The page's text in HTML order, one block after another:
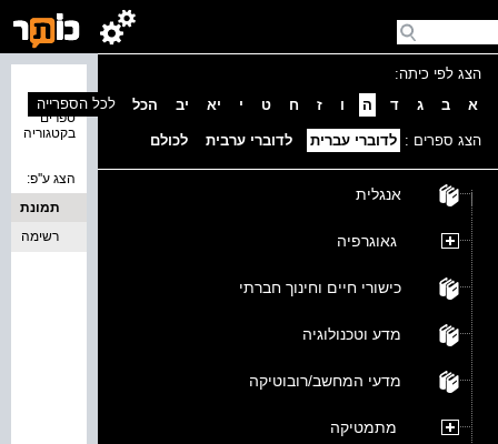
הצג לפי כיתה:
א
ב ג ד ה ו ז ח ט י יא יב הכל
הצג ספרים : לדוברי עברית לדוברי ערבית לכולם
אנגלית
גאוגרפיה
כישורי חיים וחינוך חברתי
מדע וטכנולוגיה
מדעי המחשב/רובוטיקה
מתמטיקה
ספרים
בקטגוריה
לכל הספרייה
הצג ע''פ:
תמונת
כריכה
רשימה